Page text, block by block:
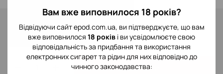
Вам вже виповнилося 18 років?
Відвідуючи сайт epod.com.ua, ви підтверджуєте, що вам
вже виповнилося 18 років і ви усвідомлюєте свою
відповідальність за придбання та використання
електронних сигарет та рідин для них відповідно до
чинного законодавства:
299 грн
Купити